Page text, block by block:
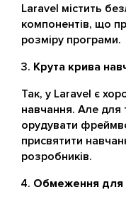
Laravel містить
компонентів, що
розміру програми.
Крута крива
Так, у Laravel є
навчання. Але
орудувати
присвятити
розробників.
Обмеження для